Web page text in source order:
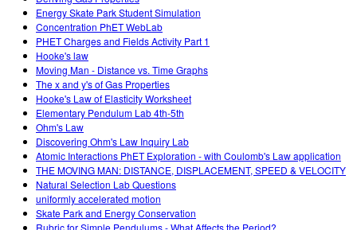
Energy Skate Park Student Simulation
Concentration PhET WebLab
PHET Charges and Fields Activity Part 1
Hooke's law
Moving Man - Distance vs. Time Graphs
The x and y's of Gas Properties
Hooke's Law of Elasticity Worksheet
Elementary Pendulum Lab 4th-5th
Ohm's Law
Discovering Ohm's Law Inquiry Lab
Atomic Interactions PhET Exploration - with Coulomb's Law application
THE MOVING MAN: DISTANCE, DISPLACEMENT, SPEED & VELOCITY
Natural Selection Lab Questions
uniformly accelerated motion
Skate Park and Energy Conservation
Rubric for Simple Pendulums - What Affects the Period?